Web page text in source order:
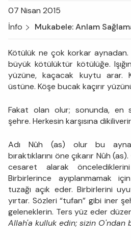
07 Nisan 2015
İnfo
Mukabele: Anlam
Kötülük ne çok korkar aynadan.
büyük kötülüktür kötülüğe.
yüzüne, kaçacak kuytu arar.
üstüne. Köşe bucak kaçırır
Fakat olan olur; sonunda, en
şehre. Herkesin karşısına
Adı Nûh (as) olur bu
bıraktıklarını öne çıkarır Nûh
cesaret alarak
Birbirlerince ayıplanmamak
tuzağı açık eder. Birbirlerini
yırtar. Sözleri “tufan” gibi iner
geleneklerin. Ters yüz eder
Allah'a kulluk edin; sizin O'ndan